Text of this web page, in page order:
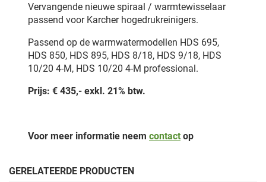
Vervangende nieuwe spiraal / warmtewisselaar
passend voor Karcher hogedrukreinigers.
Passend op de warmwatermodellen HDS 695,
HDS 850, HDS 895, HDS 8/18, HDS 9/18, HDS
10/20 4-M, HDS 10/20 4-M professional.
Prijs: € 435,- exkl. 21% btw.
Voor meer informatie neem contactop
GERELATEERDE PRODUCTEN